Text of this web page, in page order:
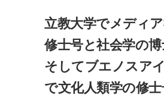
立教大学でメディ
修士号と社会学の博
そしてブエノスア
で文化人類学の修